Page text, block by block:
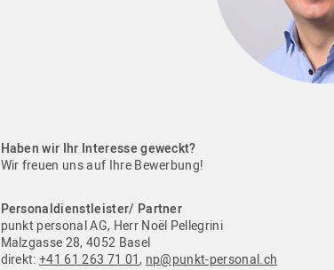
Haben wir Ihr Interesse geweckt?
Wir freuen uns auf Ihre Bewerbung!
Personaldienstleister/ Partner
punkt personal AG, Herr Noël Pellegrini
Malzgasse 28, 4052 Basel
direkt:+41 61 263 71 01, np@punkt-personal.ch